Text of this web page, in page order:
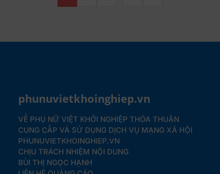
phunuvietkhoinghiep.vn
VỀ PHỤ NỮ VIỆT KHỞI NGHIỆP THỎA THUẬN
CUNG CẤP VÀ SỬ DỤNG DỊCH VỤ MẠNG XÃ HỘI
PHUNUVIETKHOINGHIEP.VN
CHỊU TRÁCH NHIỆM NỘI DUNG
BÙI THỊ NGỌC HẠNH